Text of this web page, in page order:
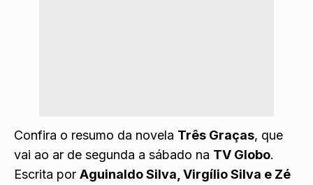
Confira o resumo da novela Três Graças, que
vai ao ar de segunda a sábado na TV Globo.
Escrita por Aguinaldo Silva, Virgílio Silva e Zé